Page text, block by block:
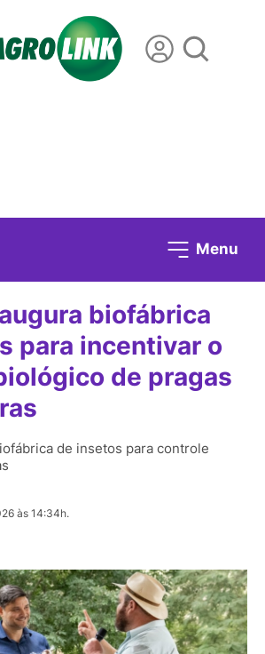
Menu
biofábrica
para incentivar o
de pragas
de insetos para controle
às 14:34h.